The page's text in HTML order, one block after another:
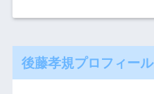
後藤孝規プロフィール